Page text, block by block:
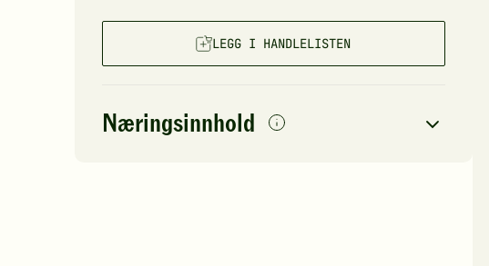
LEGG I HANDLELISTEN
Næringsinnhold